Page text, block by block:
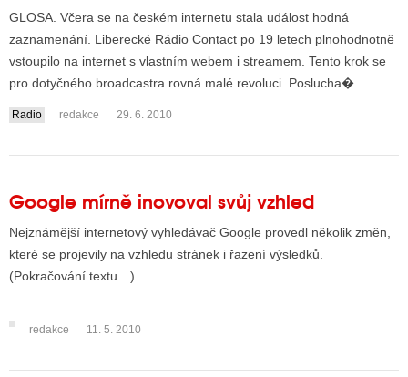
GLOSA. Včera se na českém internetu stala událost hodná
zaznamenání. Liberecké Rádio Contact po 19 letech plnohodnotně
vstoupilo na internet s vlastním webem i streamem. Tento krok se
pro dotyčného broadcastra rovná malé revoluci. Poslucha�...
Radio redakce 29. 6. 2010
Google mírně inovoval svůj vzhled
Nejznámější internetový vyhledávač Google provedl několik změn,
které se projevily na vzhledu stránek i řazení výsledků.
(Pokračování textu…)...
redakce 11. 5. 2010